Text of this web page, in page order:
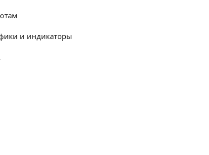
и индикаторы